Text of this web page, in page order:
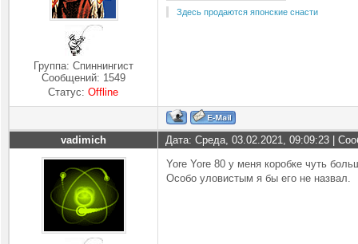
Группа: Спиннингист
Сообщений: 1549
Статус:Offline
Здесь продаются японские снасти
vadimich Дата: Среда, 03.02.2021, 09:09:23 |
Yore Yore 80 у меня коробке чуть
Особо уловистым я бы его не назвал.